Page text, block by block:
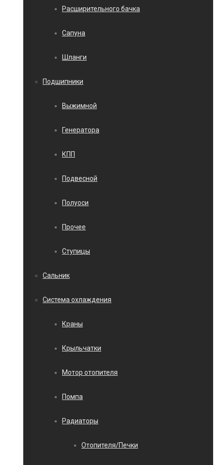
Расширительного бачка
Сапуна
Шланги
Подшипники
Выжимной
Генератора
КПП
Подвесной
Полуоси
Прочее
Ступицы
Сальник
Система охлаждения
Краны
Крыльчатки
Мотор отопителя
Помпа
Радиаторы
Отопителя/Печки